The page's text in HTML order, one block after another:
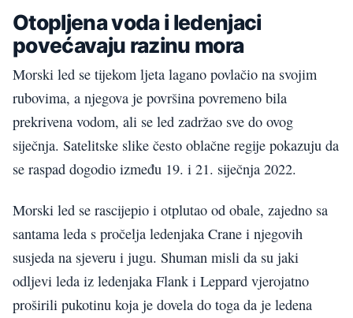
Otopljena voda i ledenjaci
povećavaju razinu mora
Morski led se tijekom ljeta lagano povlačio na svojim
rubovima, a njegova je površina povremeno bila
prekrivena vodom, ali se led zadržao sve do ovog
siječnja. Satelitske slike često oblačne regije pokazuju da
se raspad dogodio između 19. i 21. siječnja 2022.
Morski led se rascijepio i otplutao od obale, zajedno sa
santama leda s pročelja ledenjaka Crane i njegovih
susjeda na sjeveru i jugu. Shuman misli da su jaki
odljevi leda iz ledenjaka Flank i Leppard vjerojatno
proširili pukotinu koja je dovela do toga da je ledena